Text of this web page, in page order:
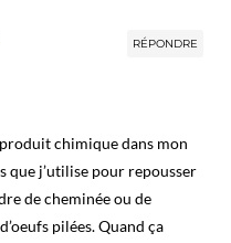
RÉPONDRE
chimique dans mon
que j’utilise pour repousser
de cheminée ou de
pilées. Quand ça